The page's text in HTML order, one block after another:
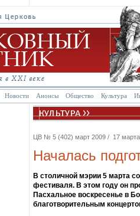
Новости Анонсы Общество Культура
ЦВ № 5 (402) март 2009 / 17 марта
Началась
В столичной мэрии 5 марта
фестиваля. В этом году он
Пасхальное воскресенье в
благотворительным